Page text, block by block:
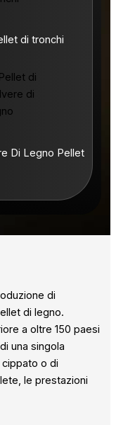
di tronchi
Di Legno Pellet
di
di legno.
a oltre 150 paesi
una singola
o di
le prestazioni